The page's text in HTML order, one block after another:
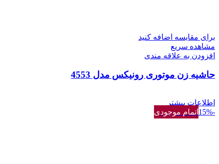
برای مقایسه اضافه کنید
مشاهده سریع
افزودن به علاقه مندی
حاشیه زن موتوری رونیکس مدل 4553
اطلاعات بیشتر
-15%
اتمام موجودی